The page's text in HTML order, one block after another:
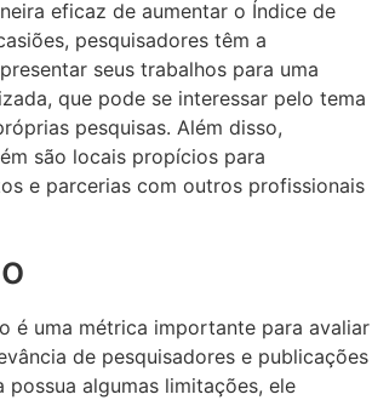
eficaz de aumentar o Índice de
pesquisadores têm a
seus trabalhos para uma
que pode se interessar pelo tema
pesquisas. Além disso,
são locais propícios para
e parcerias com outros profissionais
é uma métrica importante para avaliar
de pesquisadores e publicações
possua algumas limitações, ele